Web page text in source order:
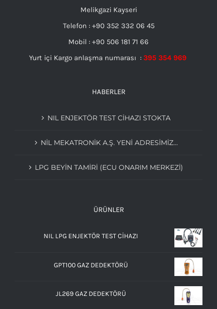
Melikgazi Kayseri
Telefon : +90 352 332 06 45
Mobil : +90 506 181 71 66
Yurt içi Kargo anlaşma numarası : 395 354 969
HABERLER
NIL ENJEKTÖR TEST CİHAZI STOKTA
NIL MEKATRONIK A.Ş. YENI ADRESIMIZ…
LPG BEYIN TAMIRI (ECU ONARIM MERKEZI)
ÜRÜNLER
NIL LPG ENJEKTÖR TEST CİHAZI
GPT100 GAZ DEDEKTÖRÜ
JL269 GAZ DEDEKTÖRÜ